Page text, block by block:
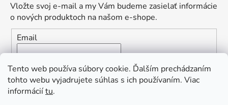
Tento web používa súbory cookie. Ďalším prechádzaním
tohto webu vyjadrujete súhlas s ich používaním. Viac
informáciítu.
Vložte svoj e-mail a my Vám budeme zasielať informácie
o nových produktoch na našom e-shope.
Email
Vložením e-mailu súhlasíte s
podmienkami ochrany
osobných údajov